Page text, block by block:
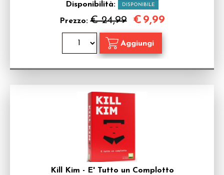
Disponibilità: DISPONIBILE
Prezzo:€ 24,99 € 9,99
Kill Kim - E' Tutto un Complotto